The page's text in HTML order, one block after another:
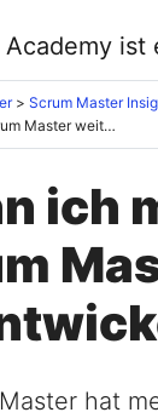
Scrum Master
Wie kann ich mich als Scrum Master weiterentwickeln?
ich
hat